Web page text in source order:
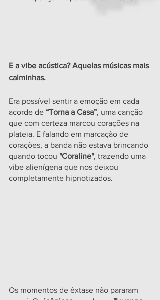
E a vibe acústica? Aquelas músicas mais
calminhas.
Era possível sentir a emoção em cada
acorde de “Torna a Casa”, uma canção
que com certeza marcou corações na
plateia. E falando em marcação de
corações, a banda não estava brincando
quando tocou "Coraline", trazendo uma
vibe alienígena que nos deixou
completamente hipnotizados.
Os momentos de êxtase não pararam